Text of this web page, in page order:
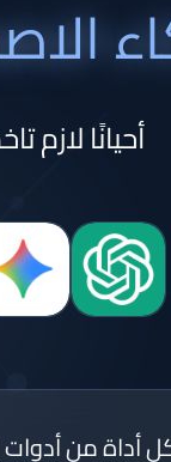
أحيانًا لازم
أداة من